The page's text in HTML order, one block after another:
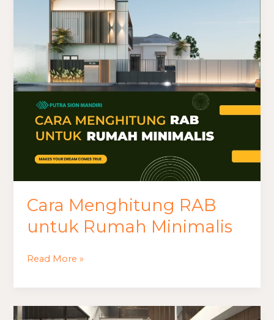
Cara Menghitung RAB
untuk Rumah Minimalis
untuk
Rumah
Minimalis
Read More »